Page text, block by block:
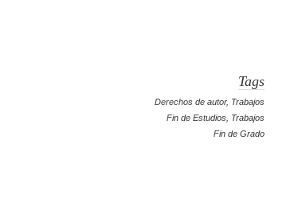
Tags
Derechos de autor, Trabajos
Fin de Estudios Trabajos
Fin de Grado